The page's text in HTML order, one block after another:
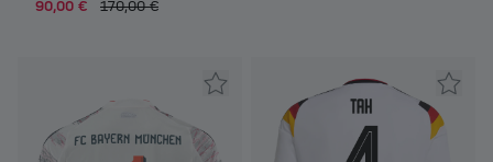
90,00 €
170,00 €